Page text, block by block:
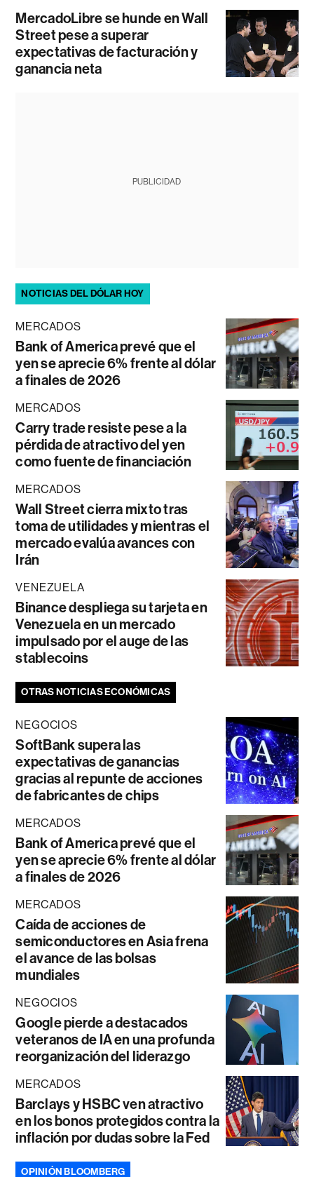
MercadoLibre se hunde en Wall
Street pese a superar
expectativas de facturación y
ganancia neta
PUBLICIDAD
NOTICIAS DEL DÓLAR HOY
MERCADOS
Bank of America prevé que el
yen se aprecie 6% frente al dólar
a finales de 2026
MERCADOS
Carry trade resiste pese a la
pérdida de atractivo del yen
como fuente de financiación
MERCADOS
Wall Street cierra mixto tras
toma de utilidades y mientras el
mercado evalúa avances con
Irán
VENEZUELA
Binance despliega su tarjeta en
Venezuela en un mercado
impulsado por el auge de las
stablecoins
OTRAS NOTICIAS ECONÓMICAS
NEGOCIOS
SoftBank supera las
expectativas de ganancias
gracias al repunte de acciones
de fabricantes de chips
MERCADOS
Bank of America prevé que el
yen se aprecie 6% frente al dólar
a finales de 2026
MERCADOS
Caída de acciones de
semiconductores en Asia frena
el avance de las bolsas
mundiales
NEGOCIOS
Google pierde a destacados
veteranos de IA en una profunda
reorganización del liderazgo
MERCADOS
Barclays y HSBC ven atractivo
en los bonos protegidos contra la
inflación por dudas sobre la Fed
OPINIÓN BLOOMBERG